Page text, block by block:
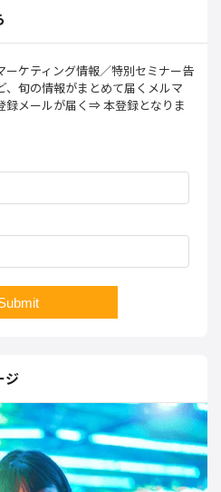
ーケティング情報／特別セミナー告
旬の情報がまとめて届くメルマ
メールが届く⇒ 本登録となりま
ジ